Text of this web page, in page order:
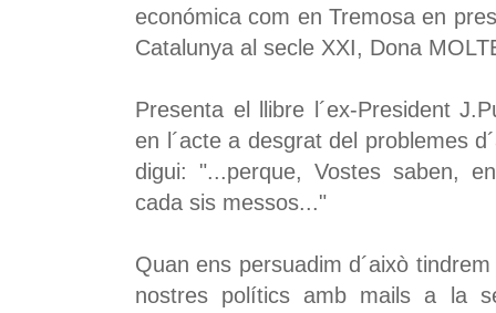
económica com en Tremosa en
Catalunya al secle XXI, Dona
Presenta el llibre l´ex-President
en l´acte a desgrat del problemes
digui: "...perque, Vostes saben,
cada sis messos..."
Quan ens persuadim d´això
nostres polítics amb mails a la